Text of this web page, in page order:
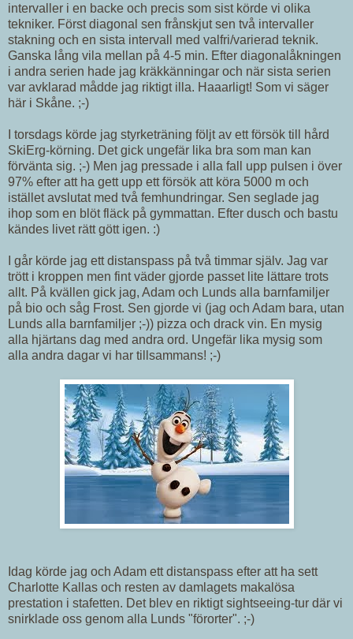
intervaller i en backe och precis som sist körde vi olika
tekniker. Först diagonal sen frånskjut sen två intervaller
stakning och en sista intervall med valfri/varierad teknik.
Ganska lång vila mellan på 4-5 min. Efter diagonalåkningen
i andra serien hade jag kräkkänningar och när sista serien
var avklarad mådde jag riktigt illa. Haaarligt! Som vi säger
här i Skåne. ;-)
I torsdags körde jag styrketräning följt av ett försök till hård
SkiErg-körning. Det gick ungefär lika bra som man kan
förvänta sig. ;-) Men jag pressade i alla fall upp pulsen i över
97% efter att ha gett upp ett försök att köra 5000 m och
istället avslutat med två femhundringar. Sen seglade jag
ihop som en blöt fläck på gymmattan. Efter dusch och bastu
kändes livet rätt gött igen. :)
I går körde jag ett distanspass på två timmar själv. Jag var
trött i kroppen men fint väder gjorde passet lite lättare trots
allt. På kvällen gick jag, Adam och Lunds alla barnfamiljer
på bio och såg Frost. Sen gjorde vi (jag och Adam bara, utan
Lunds alla barnfamiljer ;-)) pizza och drack vin. En mysig
alla hjärtans dag med andra ord. Ungefär lika mysig som
alla andra dagar vi har tillsammans! ;-)
Idag körde jag och Adam ett distanspass efter att ha sett
Charlotte Kallas och resten av damlagets makalösa
prestation i stafetten. Det blev en riktigt sightseeing-tur där vi
snirklade oss genom alla Lunds "förorter". ;-)